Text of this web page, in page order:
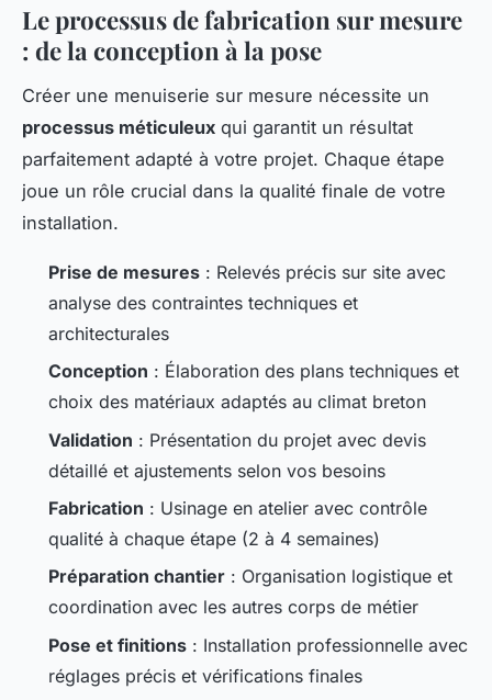
Le processus de fabrication sur mesure
: de la conception à la pose
Créer une menuiserie sur mesure nécessite un
processus méticuleux qui garantit un résultat
parfaitement adapté à votre projet. Chaque étape
joue un rôle crucial dans la qualité finale de votre
installation.
Prise de mesures : Relevés précis sur site avec
analyse des contraintes techniques et
architecturales
Conception : Élaboration des plans techniques et
choix des matériaux adaptés au climat breton
Validation : Présentation du projet avec devis
détaillé et ajustements selon vos besoins
Fabrication : Usinage en atelier avec contrôle
qualité à chaque étape (2 à 4 semaines)
Préparation chantier : Organisation logistique et
coordination avec les autres corps de métier
Pose et finitions : Installation professionnelle avec
réglages précis et vérifications finales